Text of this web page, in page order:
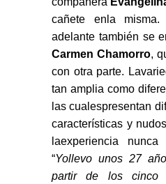
cañete enla
adelante también se
Carmen Chamorro,
con otra parte.
tan amplia como
las cualespresentan
características y
laexperiencia
“Yollevo unos 27
partir de los cinco